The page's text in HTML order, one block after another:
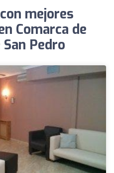
mejores
Comarca de
Pedro